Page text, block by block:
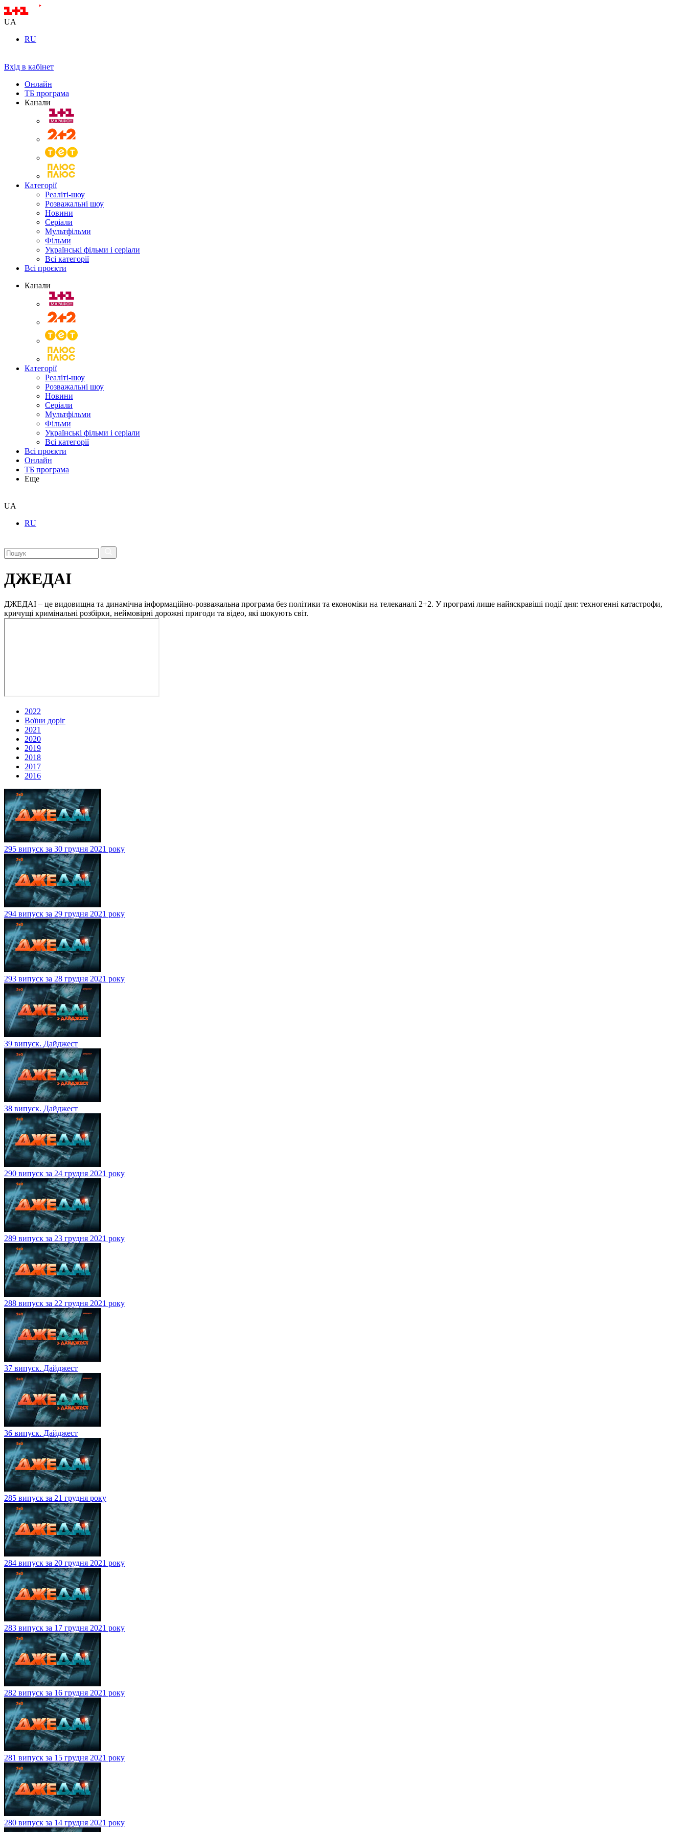
UA
RU
Вхід в кабінет
Онлайн
ТБ програма
Канали
Категорії
Реаліті-шоу
Розважальні шоу
Новини
Серіали
Мультфільми
Фільми
Українські фільми і серіали
Всі категорії
Всі проєкти
Канали
Категорії
Реаліті-шоу
Розважальні шоу
Новини
Серіали
Мультфільми
Фільми
Українські фільми і серіали
Всі категорії
Всі проєкти
Онлайн
ТБ програма
Еще
UA
RU
ДЖЕДАІ
ДЖЕДАІ – це видовищна та динамічна інформаційно-розважальна програма без політики та економіки на телеканалі 2+2. У програмі лише найяскравіші події дня: техногенні катастрофи,
кричущі кримінальні розбірки, неймовірні дорожні пригоди та відео, які шокують світ.
2022
Воїни доріг
2021
2020
2019
2018
2017
2016
295 випуск за 30 грудня 2021 року
294 випуск за 29 грудня 2021 року
293 випуск за 28 грудня 2021 року
39 випуск. Дайджест
38 випуск. Дайджест
290 випуск за 24 грудня 2021 року
289 випуск за 23 грудня 2021 року
288 випуск за 22 грудня 2021 року
37 випуск. Дайджест
36 випуск. Дайджест
285 випуск за 21 грудня року
284 випуск за 20 грудня 2021 року
283 випуск за 17 грудня 2021 року
282 випуск за 16 грудня 2021 року
281 випуск за 15 грудня 2021 року
280 випуск за 14 грудня 2021 року